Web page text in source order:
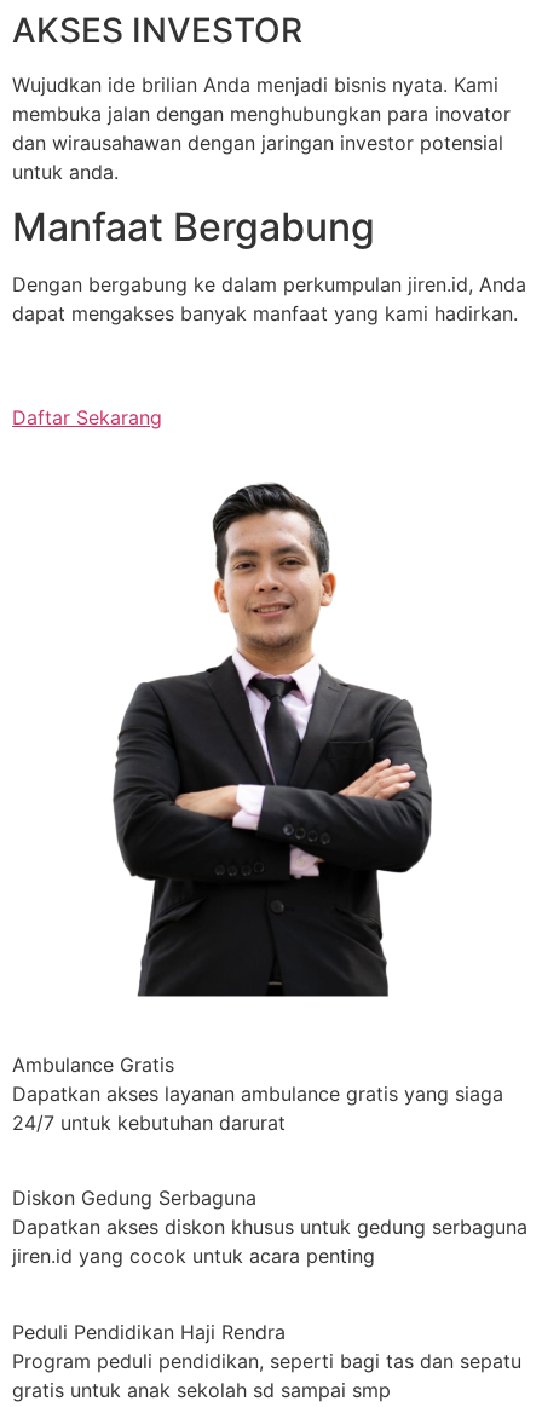
AKSES INVESTOR
Wujudkan ide brilian Anda menjadi bisnis nyata. Kami
membuka jalan dengan menghubungkan para inovator
dan wirausahawan dengan jaringan investor potensial
untuk anda.
Manfaat Bergabung
Dengan bergabung ke dalam perkumpulan jiren.id, Anda
dapat mengakses banyak manfaat yang kami hadirkan.
Daftar Sekarang
Ambulance Gratis
Dapatkan akses layanan ambulance gratis yang siaga
24/7 untuk kebutuhan darurat
Diskon Gedung Serbaguna
Dapatkan akses diskon khusus untuk gedung serbaguna
jiren.id yang cocok untuk acara penting
Peduli Pendidikan Haji Rendra
Program peduli pendidikan, seperti bagi tas dan sepatu
gratis untuk anak sekolah sd sampai smp